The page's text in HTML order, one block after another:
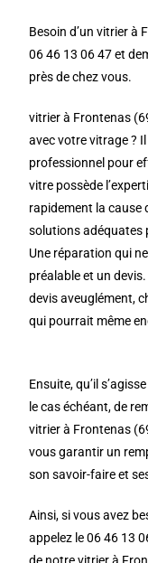
Besoin d’un vitrier à
06 46 13 06 47 et
près de chez vous.
vitrier à Frontenas
avec votre vitrage ?
professionnel pour
vitre possède
rapidement la cause
solutions adéquates
Une réparation qui
préalable et un
devis aveuglément,
qui pourrait même
Ensuite, qu’il
le cas échéant, de
vitrier à Frontenas
vous garantir un
son savoir-faire et
Ainsi, si vous avez
appelez le 06 46 13